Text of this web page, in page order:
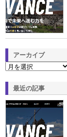
アーカイブ
最近の記事